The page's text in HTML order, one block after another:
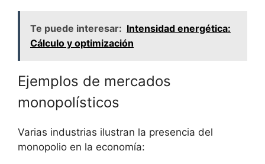
Te puede interesar: Intensidad energética:
Cálculo y optimización
Ejemplos de mercados
monopolísticos
Varias industrias ilustran la presencia del
monopolio en la economía: